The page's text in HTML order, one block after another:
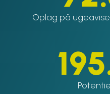
Oplag på